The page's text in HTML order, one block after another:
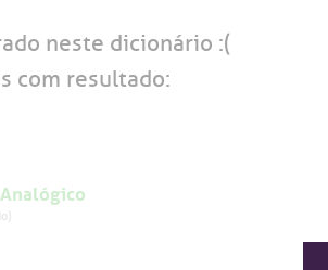
neste dicionário :(
com resultado: